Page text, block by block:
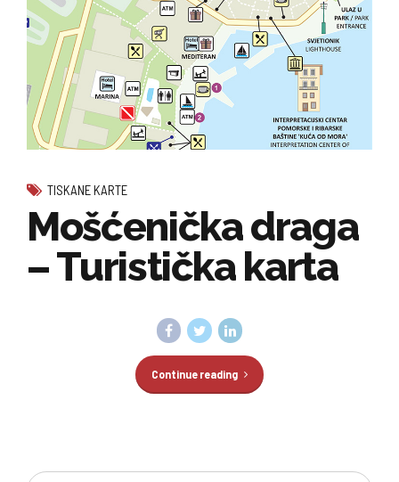
TISKANE KARTE
Mošćenička draga
– Turistička karta
Continue reading